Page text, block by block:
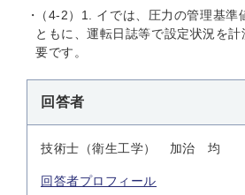
（4-2）1. イでは、圧力の管理基準
ともに、運転日誌等で設定状況を
要です。
回答者
技術士（衛生工学） 加治 均
回答者プロフィール